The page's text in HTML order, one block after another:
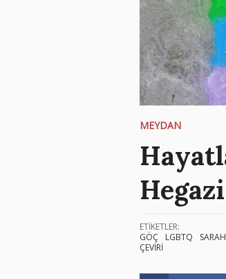
MEYDAN
ETİKETLER:
GÖÇ
LGBTQ
ÇEVİRİ